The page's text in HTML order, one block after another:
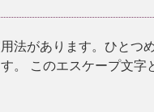
法があります。ひとつ
。 このエスケープ文字